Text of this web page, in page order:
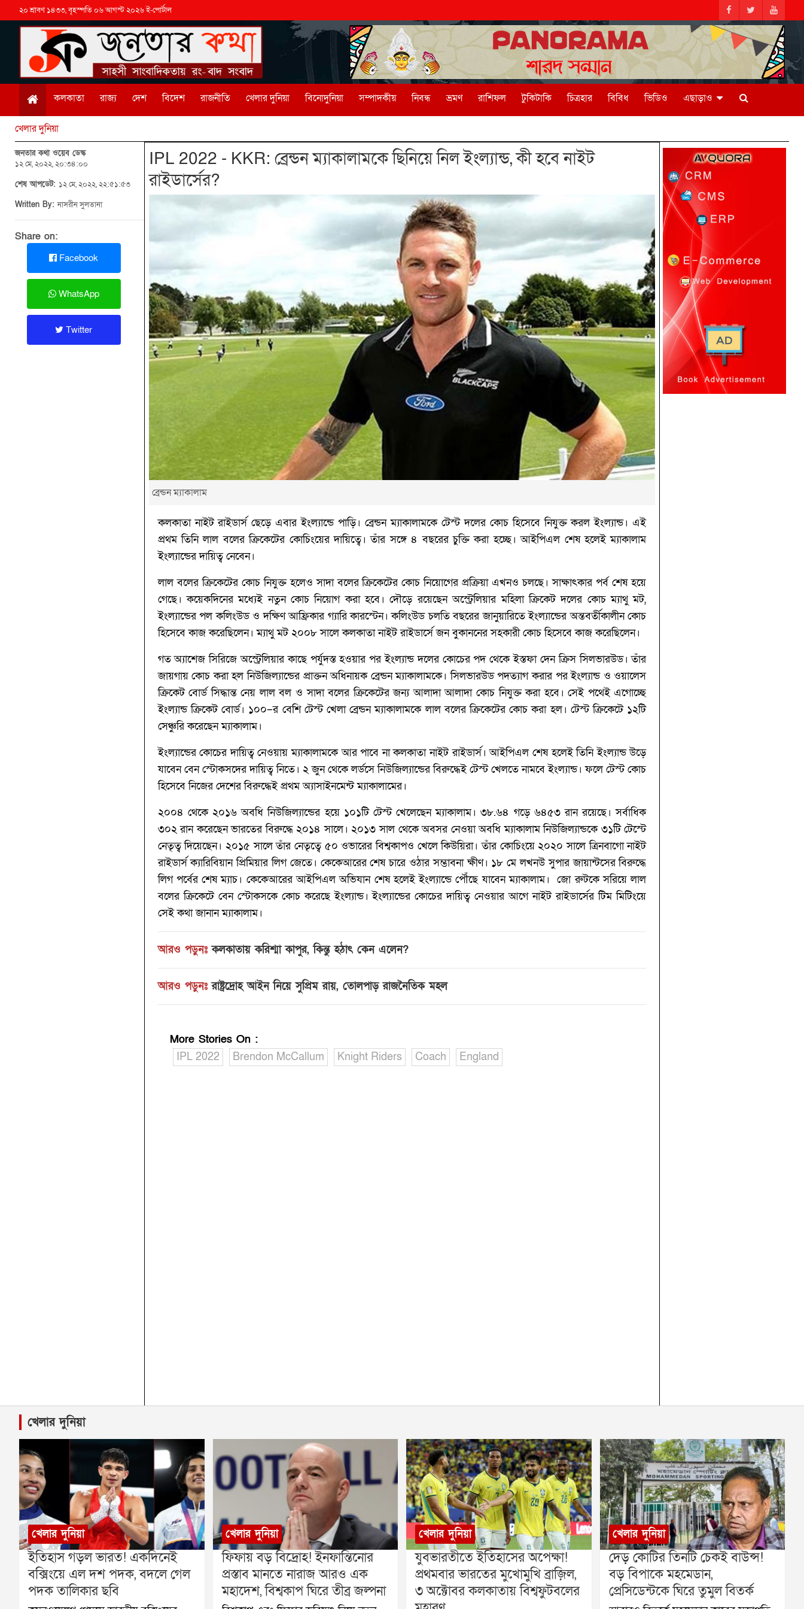
২০ শ্রাবণ ১৪৩৩, বৃহস্পতি ০৬ আগস্ট ২০২৬ ই-পোর্টাল
কলকাতা রাজ্য দেশ বিদেশ রাজনীতি খেলার দুনিয়া বিনোদুনিয়া সম্পাদকীয় নিবন্ধ ভ্রমণ রাশিফল টুকিটাকি চিত্রহার বিবিধ ভিডিও এছাড়াও
খেলার দুনিয়া
জনতার কথা ওয়েব ডেস্ক
১২ মে, ২০২২, ২০:৩৪:০০
শেষ আপডেট: ১২ মে, ২০২২, ২২:৫১:৫৩
Written By:নাসরীন সুলতানা
Share on:
Facebook
WhatsApp
Twitter
IPL 2022 - KKR: ব্রেন্ডন ম্যাকালামকে ছিনিয়ে নিল ইংল্যান্ড, কী হবে নাইট
রাইডার্সের?‌
ব্রেন্ডন ম্যাকালাম
কলকাতা নাইট রাইডার্স ছেড়ে এবার ইংল্যান্ডে পাড়ি। ব্রেন্ডন ম্যাকালামকে টেস্ট দলের কোচ হিসেবে নিযুক্ত করল ইংল্যান্ড। এই
প্রথম তিনি লাল বলের ক্রিকেটের কোচিংয়ের দায়িত্বে। তাঁর সঙ্গে ৪ বছরের চুক্তি করা হচ্ছে। আইপিএল শেষ হলেই ম্যাকালাম
ইংল্যান্ডের দায়িত্ব নেবেন।
লাল বলের ক্রিকেটের কোচ নিযুক্ত হলেও সাদা বলের ক্রিকেটের কোচ নিয়োগের প্রক্রিয়া এখনও চলছে। সাক্ষাৎকার পর্ব শেষ হয়ে
গেছে। কয়েকদিনের মধ্যেই নতুন কোচ নিয়োগ করা হবে। দৌড়ে রয়েছেন অস্ট্রেলিয়ার মহিলা ক্রিকেট দলের কোচ ম্যাথু মট,
ইংল্যান্ডের পল কলিংউড ও দক্ষিণ আফ্রিকার গ্যারি কারস্টেন। কলিংউড চলতি বছরের জানুয়ারিতে ইংল্যান্ডের অন্তবর্তীকালীন কোচ
হিসেবে কাজ করেছিলেন। ম্যাথু মট ২০০৮ সালে কলকাতা নাইট রাইডার্সে জন বুকাননের সহকারী কোচ হিসেবে কাজ করেছিলেন।
গত অ্যাশেজ সিরিজে অস্ট্রেলিয়ার কাছে পর্যুদস্ত হওয়ার পর ইংল্যান্ড দলের কোচের পদ থেকে ইস্তফা দেন ক্রিস সিলভারউড। তাঁর
জায়গায় কোচ করা হল নিউজিল্যান্ডের প্রাক্তন অধিনায়ক ব্রেন্ডন ম্যাকালামকে। সিলভারউড পদত্যাগ করার পর ইংল্যান্ড ও ওয়ালেস
ক্রিকেট বোর্ড সিদ্ধান্ত নেয় লাল বল ও সাদা বলের ক্রিকেটের জন্য আলাদা আলাদা কোচ নিযুক্ত করা হবে। সেই পথেই এগোচ্ছে
ইংল্যান্ড ক্রিকেট বোর্ড। ১০০–র বেশি টেস্ট খেলা ব্রেন্ডন ম্যাকালামকে লাল বলের ক্রিকেটের কোচ করা হল। টেস্ট ক্রিকেটে ১২টি
সেঞ্চুরি করেছেন ম্যাকালাম।
ইংল্যান্ডের কোচের দায়িত্ব নেওয়ায় ম্যাকালামকে আর পাবে না কলকাতা নাইট রাইডার্স। আইপিএল শেষ হলেই তিনি ইংল্যান্ড উড়ে
যাবেন বেন স্টোকসদের দায়িত্ব নিতে। ২ জুন থেকে লর্ডসে নিউজিল্যান্ডের বিরুদ্ধেই টেস্ট খেলতে নামবে ইংল্যান্ড। ফলে টেস্ট কোচ
হিসেবে নিজের দেশের বিরুদ্ধেই প্রথম অ্যাসাইনমেন্ট ম্যাকালামের।
২০০৪ থেকে ২০১৬ অবধি নিউজিল্যান্ডের হয়ে ১০১টি টেস্ট খেলেছেন ম্যাকালাম। ৩৮.৬৪ গড়ে ৬৪৫৩ রান রয়েছে। সর্বাধিক
৩০২ রান করেছেন ভারতের বিরুদ্ধে ২০১৪ সালে। ২০১৩ সাল থেকে অবসর নেওয়া অবধি ম্যাকালাম নিউজিল্যান্ডকে ৩১টি টেস্টে
নেতৃত্ব দিয়েছেন। ২০১৫ সালে তাঁর নেতৃত্বে ৫০ ওভারের বিশ্বকাপও খেলে কিউয়িরা। তাঁর কোচিংয়ে ২০২০ সালে ত্রিনবাগো নাইট
রাইডার্স ক্যারিবিয়ান প্রিমিয়ার লিগ জেতে। কেকেআরের শেষ চারে ওঠার সম্ভাবনা ক্ষীণ। ১৮ মে লখনউ সুপার জায়ান্টসের বিরুদ্ধে
লিগ পর্বের শেষ ম্যাচ। কেকেআরের আইপিএল অভিযান শেষ হলেই ইংল্যান্ডে পৌঁছে যাবেন ম্যাকালাম। জো রুটকে সরিয়ে লাল
বলের ক্রিকেটে বেন স্টোকসকে কোচ করেছে ইংল্যান্ড। ইংল্যান্ডের কোচের দায়িত্ব নেওয়ার আগে নাইট রাইডার্সের টিম মিটিংয়ে
সেই কথা জানান ম্যাকালাম।
আরও পড়ুনঃ কলকাতায় করিশ্মা কাপুর, কিন্তু হঠাৎ কেন এলেন?
আরও পড়ুনঃ রাষ্ট্রদ্রোহ আইন নিয়ে সুপ্রিম রায়, তোলপাড় রাজনৈতিক মহল
More Stories On :
IPL 2022
Brendon McCallum Knight Riders Coach England
খেলার দুনিয়া
খেলার দুনিয়া
ইতিহাস গড়ল ভারত! একদিনেই
বক্সিংয়ে এল দশ পদক, বদলে গেল
পদক তালিকার ছবি
খেলার দুনিয়া
ফিফায় বড় বিদ্রোহ! ইনফান্তিনোর
প্রস্তাব মানতে নারাজ আরও এক
মহাদেশ, বিশ্বকাপ ঘিরে তীব্র জল্পনা
খেলার দুনিয়া
যুবভারতীতে ইতিহাসের অপেক্ষা!
প্রথমবার ভারতের মুখোমুখি ব্রাজ়িল,
৩ অক্টোবর কলকাতায় বিশ্বফুটবলের
খেলার দুনিয়া
দেড় কোটির তিনটি চেকই বাউন্স!
বড় বিপাকে মহমেডান,
প্রেসিডেন্টকে ঘিরে তুমুল বিতর্ক